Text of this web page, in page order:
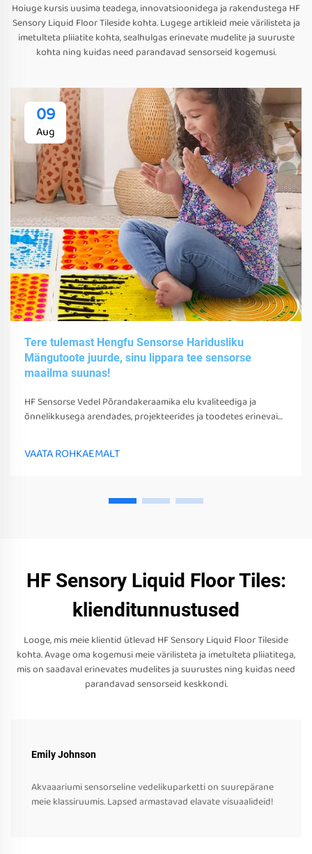
Hoiuge kursis uusima teadega, innovatsioonidega ja rakendustega HF
Sensory Liquid Floor Tileside kohta. Lugege artikleid meie värilisteta ja
imetulteta pliiatite kohta, sealhulgas erinevate mudelite ja suuruste
kohta ning kuidas need parandavad sensorseid kogemusi.
09
Aug
Tere tulemast Hengfu Sensorse Haridusliku
Mängutoote juurde, sinu lippara tee sensorse
maailma suunas!
HF Sensorse Vedel Põrandakeraamika elu kvaliteediga ja
õnnelikkusega arendades, projekteerides ja toodetes erinevaid
tunneid
VAATA ROHKAEMALT
HF Sensory Liquid Floor Tiles:
klienditunnustused
Looge, mis meie klientid ütlevad HF Sensory Liquid Floor Tileside
kohta. Avage oma kogemusi meie värilisteta ja imetulteta pliiatitega,
mis on saadaval erinevates mudelites ja suurustes ning kuidas need
parandavad sensorseid keskkondi.
Emily Johnson
Akvaaariumi sensorseline vedelikuparketti on suurepärane
meie klassiruumis. Lapsed armastavad elavate visuaalideid!